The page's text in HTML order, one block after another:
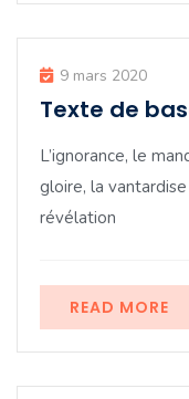
9 mars 2020
Texte de
L’ignorance, le
gloire, la
révélation
READ MORE